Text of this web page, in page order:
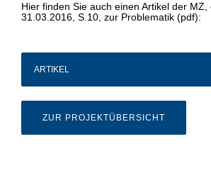
Hier finden Sie auch einen Artikel der MZ,
31.03.2016, S.10, zur Problematik (pdf):
ARTIKEL
ZUR PROJEKTÜBERSICHT